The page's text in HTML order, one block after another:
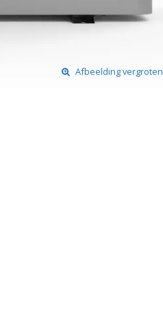
Afbeelding vergroten